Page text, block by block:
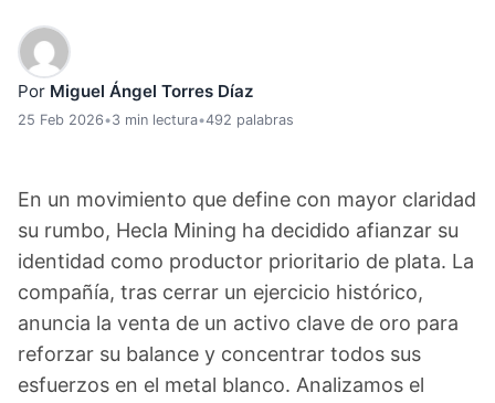
Por Miguel Ángel Torres Díaz
25 Feb 2026•3 min lectura•492 palabras
En un movimiento que define con mayor claridad
su rumbo, Hecla Mining ha decidido afianzar su
identidad como productor prioritario de plata. La
compañía, tras cerrar un ejercicio histórico,
anuncia la venta de un activo clave de oro para
reforzar su balance y concentrar todos sus
esfuerzos en el metal blanco. Analizamos el